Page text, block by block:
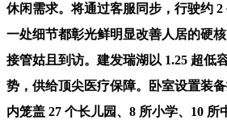
休闲需求。将通过客服同步，行驶约
一处细节都彰光鲜明显改善人居的硬
接管姑且到访。建发瑞湖以 1.25 超低
势，供给顶尖医疗保障。卧室设置装
内笼盖 27 个长儿园、8 所小学、10